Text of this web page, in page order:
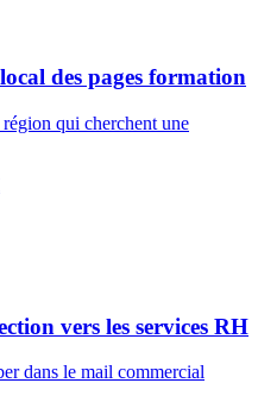
des pages formation
qui cherchent une
vers les services RH
dans le mail commercial